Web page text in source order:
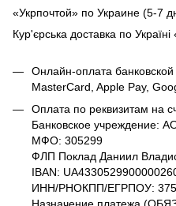
«Укрпочтой» по Украине (5-7
Кур'єрська доставка по
Онлайн-оплата банковской
MasterCard, Apple Pay,
Оплата по реквизитам на
Банковское учреждение:
МФО: 305299
ФЛП Поклад Даниил
IBAN:
ИНН/РНОКПП/ЕГРПОУ: